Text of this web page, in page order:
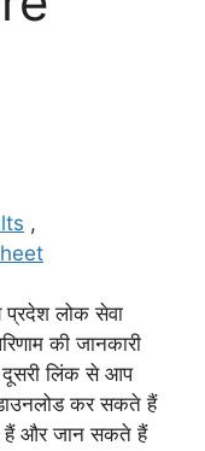
,
लोक सेवा
की जानकारी
लिंक से आप
डाउनलोड कर सकते हैं
हैं और जान सकते हैं